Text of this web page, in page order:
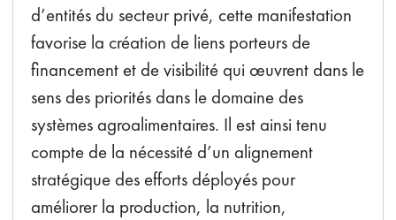
d’entités du secteur privé, cette manifestation
favorise la création de liens porteurs de
financement et de visibilité qui œuvrent dans le
sens des priorités dans le domaine des
systèmes agroalimentaires. Il est ainsi tenu
compte de la nécessité d’un alignement
stratégique des efforts déployés pour
améliorer la production, la nutrition,